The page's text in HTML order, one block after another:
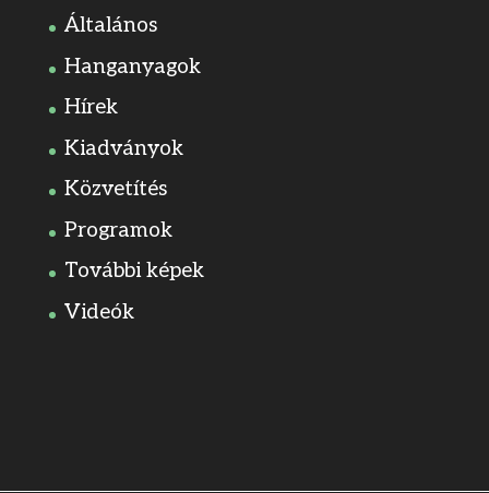
Általános
Hanganyagok
Hírek
Kiadványok
Közvetítés
Programok
További képek
Videók